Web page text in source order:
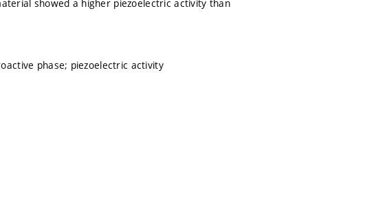
showed a higher piezoelectric activity than
phase; piezoelectric activity